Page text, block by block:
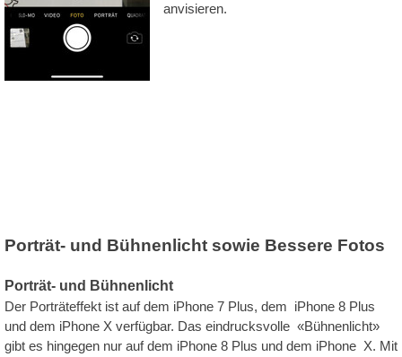
anvisieren.
Porträt- und Bühnenlicht sowie Bessere Fotos
Porträt- und Bühnenlicht
Der Porträteffekt ist auf dem iPhone 7 Plus, dem iPhone 8 Plus
und dem iPhone X verfügbar. Das eindrucksvolle «Bühnenlicht»
gibt es hingegen nur auf dem iPhone 8 Plus und dem iPhone X. Mit